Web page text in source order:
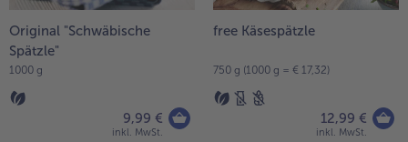
Original "Schwäbische
Spätzle"
1000 g
9,99 €
inkl. MwSt.
free Käsespätzle
750 g (1000 g = € 17,32)
12,99 €
inkl. MwSt.